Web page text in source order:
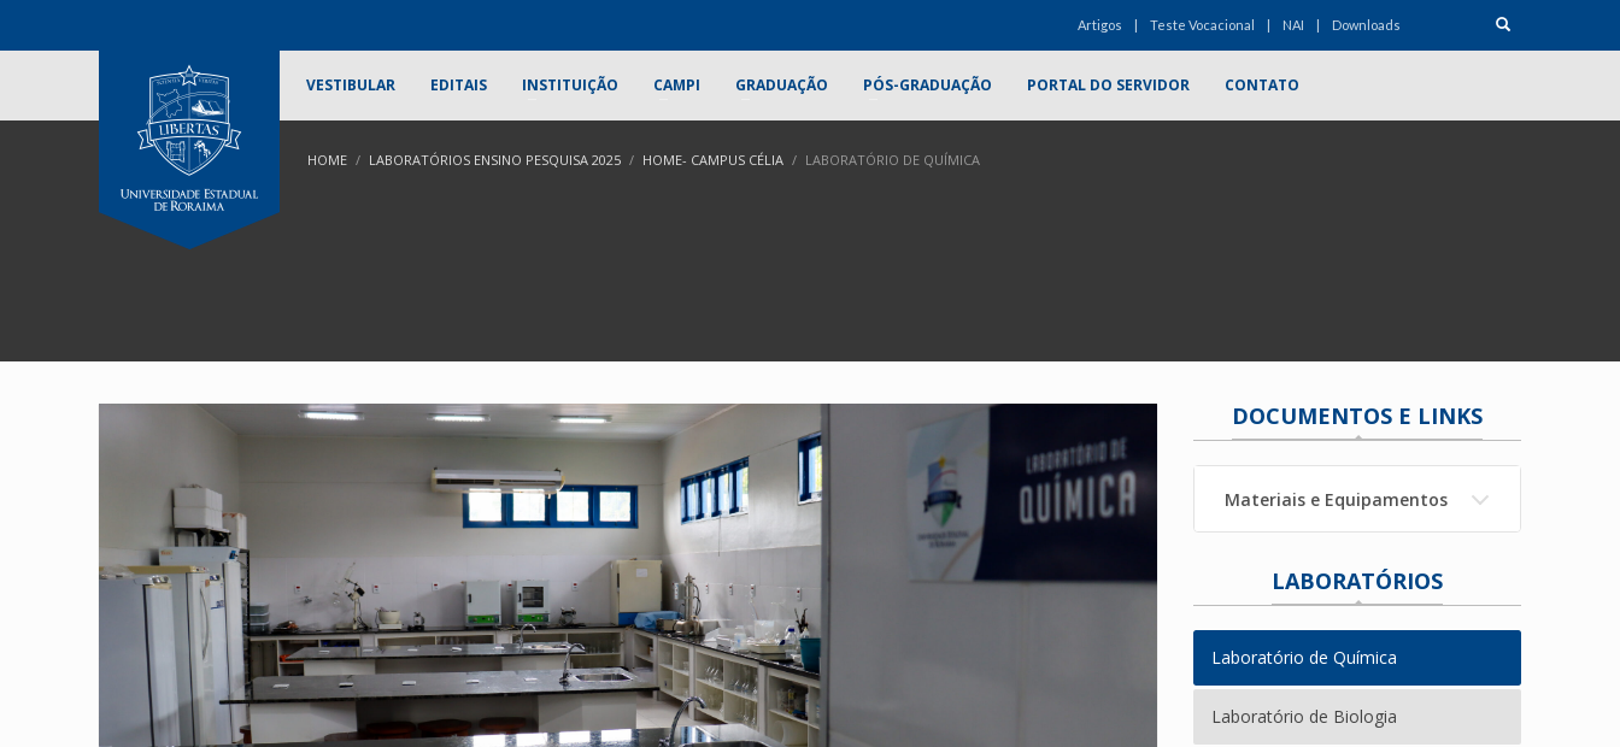
Artigos Teste Vocacional NAI Downloads
VESTIBULAR EDITAIS INSTITUIÇÃO CAMPI GRADUAÇÃO PÓS-GRADUAÇÃO PORTAL DO SERVIDOR CONTATO
HOME LABORATÓRIOS ENSINO PESQUISA 2025 HOME- CAMPUS CÉLIA LABORATÓRIO DE QUÍMICA
DOCUMENTOS E LINKS
Materiais e Equipamentos
LABORATÓRIOS
Laboratório de Química
Laboratório de Biologia